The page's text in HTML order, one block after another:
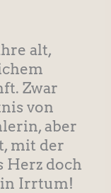
alt,
Zwar
von
aber
mit der
Herz doch
Irrtum!